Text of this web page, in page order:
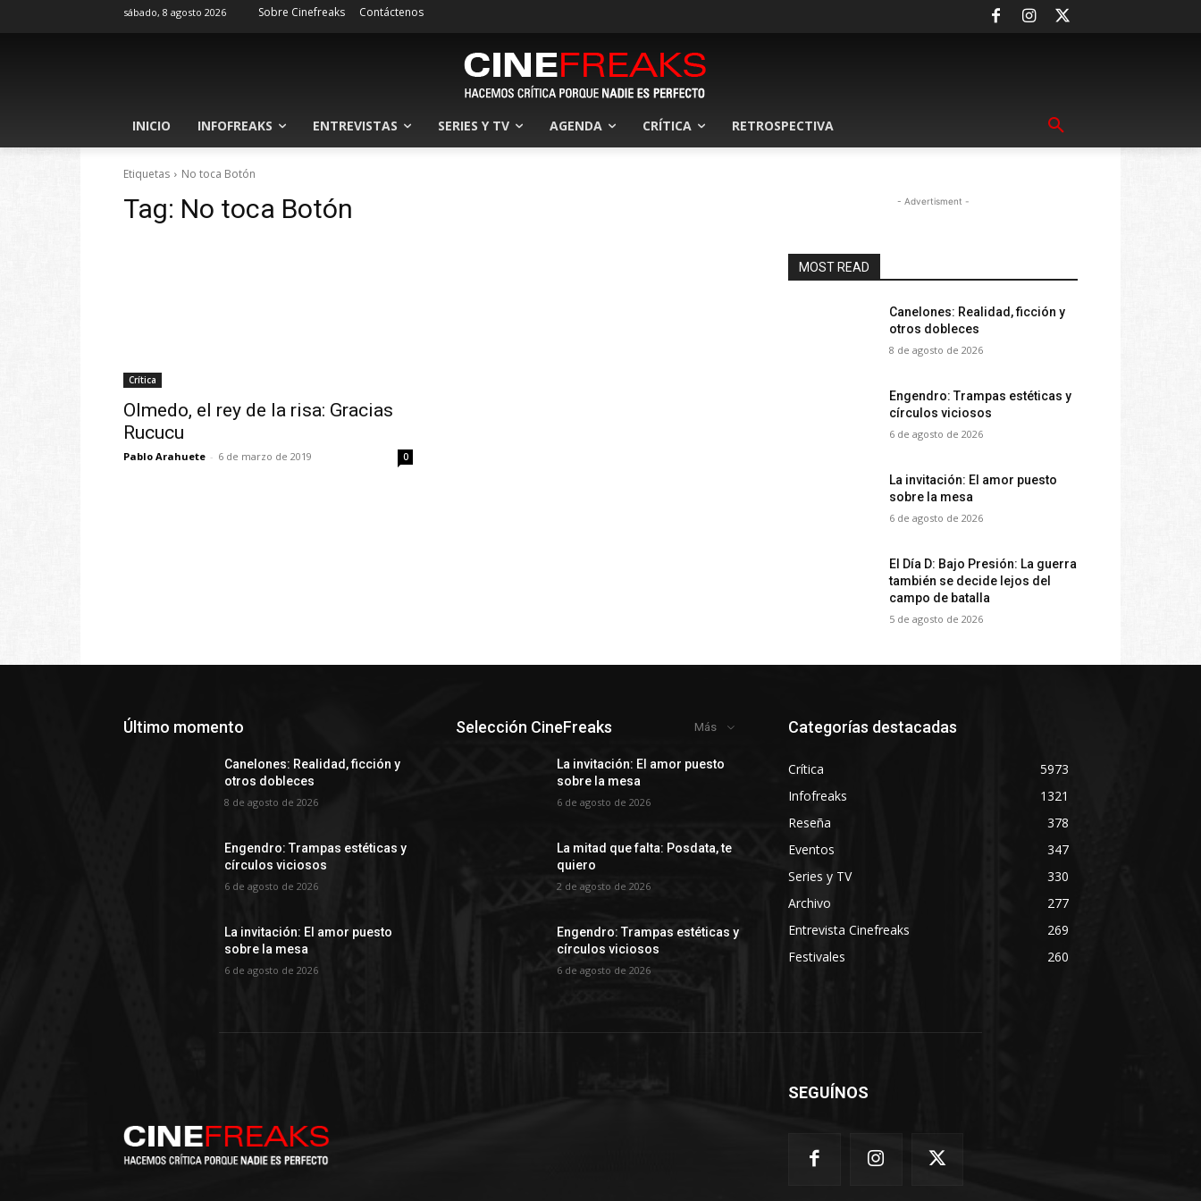
sábado, 8 agosto 2026 Sobre Cinefreaks Contáctenos
INICIO INFOFREAKS ENTREVISTAS SERIES Y TV AGENDA CRÍTICA RETROSPECTIVA
Etiquetas No toca Botón
Tag: No toca Botón
Crítica
Olmedo, el rey de la risa: Gracias
Rucucu
Pablo Arahuete - 6 de marzo de 2019 0
- Advertisment -
MOST READ
Canelones: Realidad, ficción y
otros dobleces
8 de agosto de 2026
Engendro: Trampas estéticas y
círculos viciosos
6 de agosto de 2026
La invitación: El amor puesto
sobre la mesa
6 de agosto de 2026
El Día D: Bajo Presión: La guerra
también se decide lejos del
campo de batalla
5 de agosto de 2026
Último momento
Canelones: Realidad, ficción y
otros dobleces
8 de agosto de 2026
Engendro: Trampas estéticas y
círculos viciosos
6 de agosto de 2026
La invitación: El amor puesto
sobre la mesa
6 de agosto de 2026
Selección CineFreaks Más
La invitación: El amor puesto
sobre la mesa
6 de agosto de 2026
La mitad que falta: Posdata, te
quiero
2 de agosto de 2026
Engendro: Trampas estéticas y
círculos viciosos
6 de agosto de 2026
Categorías destacadas
Crítica
5973
Infofreaks
1321
Reseña
378
Eventos
347
Series y TV
330
Archivo
277
Entrevista Cinefreaks
269
Festivales
260
SEGUÍNOS